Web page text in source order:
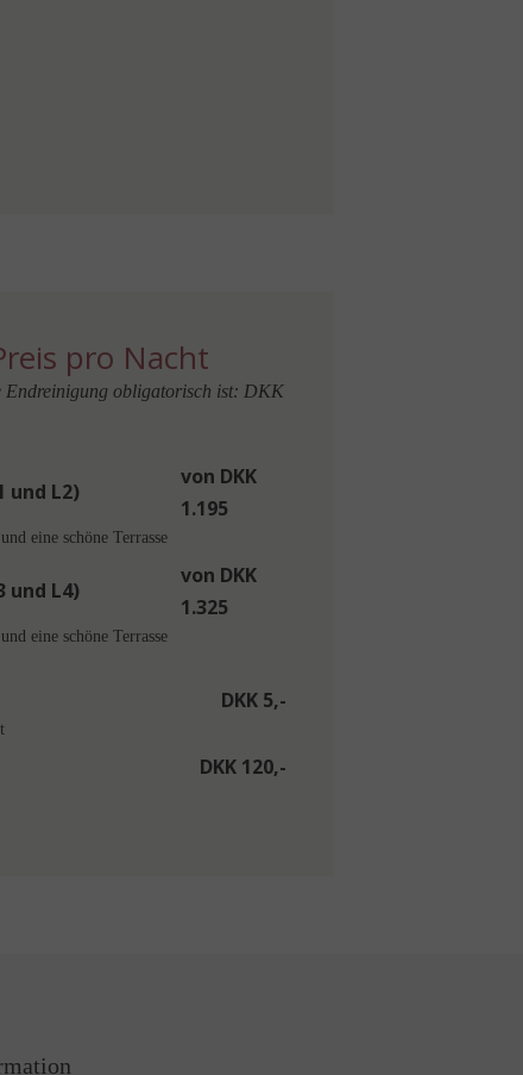
pro Nacht
Endreinigung obligatorisch ist: DKK
und L2)
von DKK
1.195
eine schöne Terrasse
und L4)
von DKK
1.325
eine schöne Terrasse
DKK 5,-
DKK 120,-